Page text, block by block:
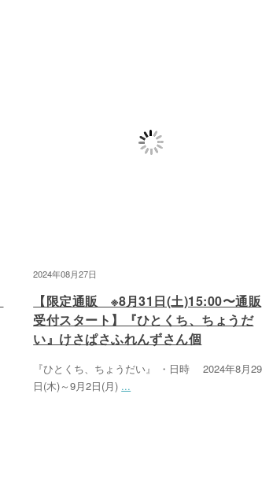
2024年08月27日
【限定通販 ※8月31日(土)15:00〜通販
受付スタート】『ひとくち、ちょうだ
い』けさぱさふれんずさん個
『ひとくち、ちょうだい』 ・日時 2024年8月29
日(木)～9月2日(月) ...